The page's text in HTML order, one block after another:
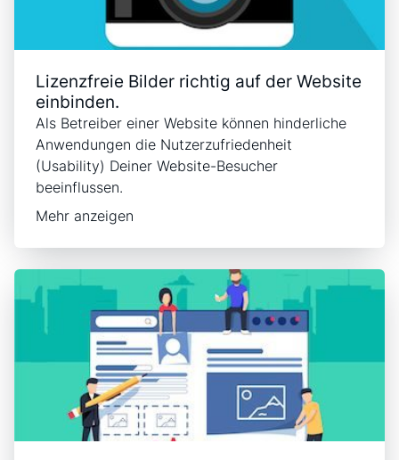
Lizenzfreie Bilder richtig auf der Website
einbinden.
Als Betreiber einer Website können hinderliche
Anwendungen die Nutzerzufriedenheit
(Usability) Deiner Website-Besucher
beeinflussen.
Mehr anzeigen